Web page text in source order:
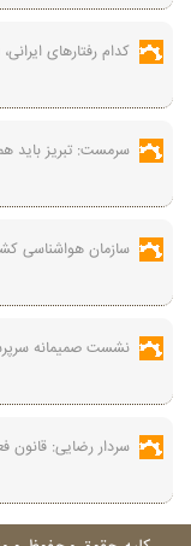
کدام رفتارهای
سرمست: تبریز باید
سازمان هواشناسی
نشست صمیمانه
سردار رضایی: قانون